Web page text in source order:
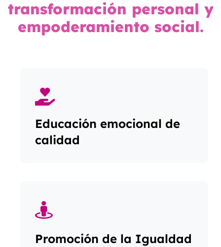
transformación personal y
empoderamiento social.
Educación emocional de
calidad
Promoción de la Igualdad